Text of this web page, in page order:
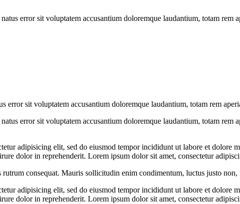
error sit voluptatem accusantium doloremque laudantium, totam
error sit voluptatem accusantium doloremque laudantium, totam rem
error sit voluptatem accusantium doloremque laudantium, totam
adipisicing elit, sed do eiusmod tempor incididunt ut labore et
dolor in reprehenderit. Lorem ipsum dolor sit amet, consectetur
rutrum consequat. Mauris sollicitudin enim condimentum, luctus justo non,
adipisicing elit, sed do eiusmod tempor incididunt ut labore et
dolor in reprehenderit. Lorem ipsum dolor sit amet, consectetur